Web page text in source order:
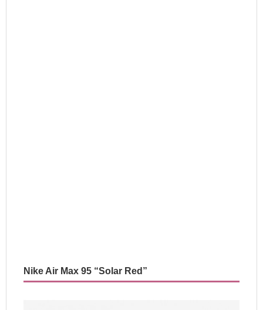
Nike Air Max 95 “Solar Red”